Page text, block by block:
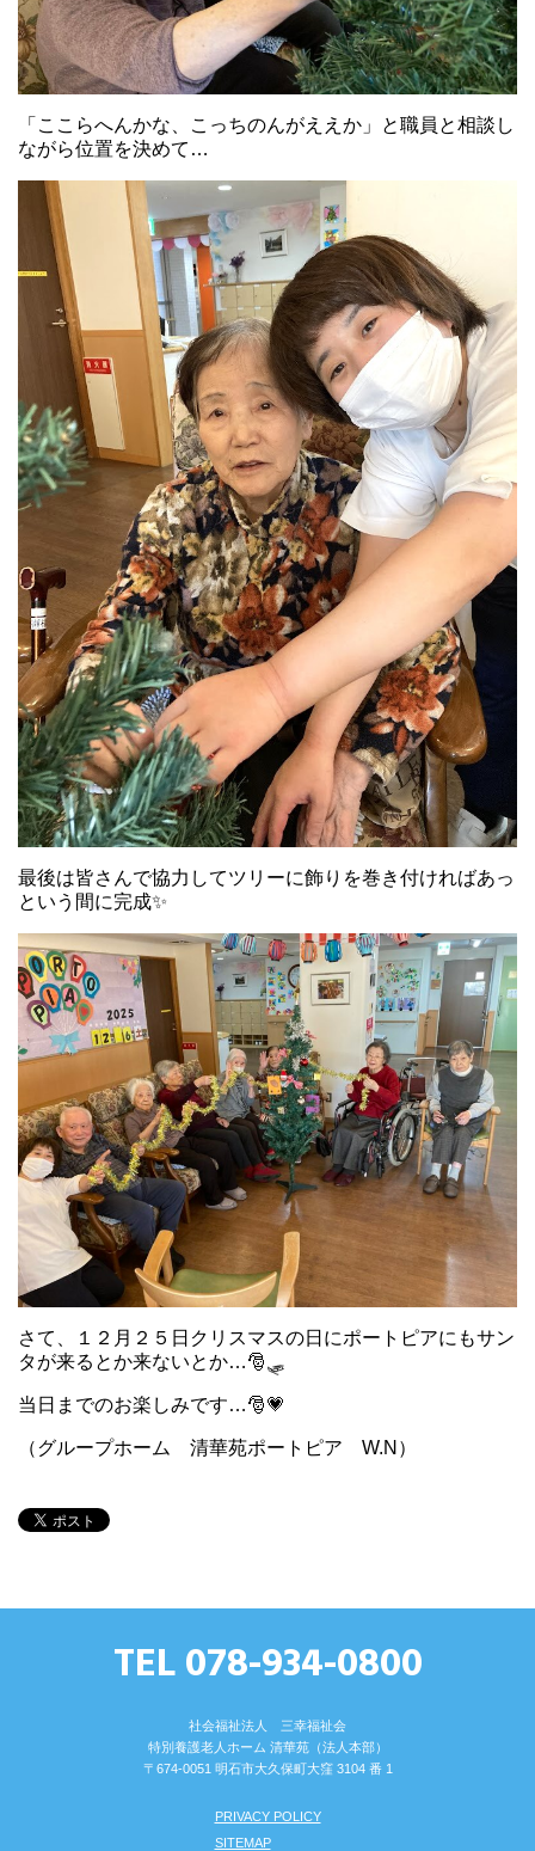
「ここらへんかな、こっちのんがええか」と職員と相談し
ながら位置を決めて…
最後は皆さんで協力してツリーに飾りを巻き付ければあっ
という間に完成✨
さて、１２月２５日クリスマスの日にポートピアにもサン
タが来るとか来ないとか…🎅🛷
当日までのお楽しみです…🎅💗
（グループホーム 清華苑ポートピア W.N）
TEL 078-934-0800
社会福祉法人 三幸福祉会
特別養護⽼⼈ホーム 清華苑（法⼈本部）
〒674-0051 明⽯市⼤久保町⼤窪 3104 番 1
PRIVACY POLICY
SITEMAP